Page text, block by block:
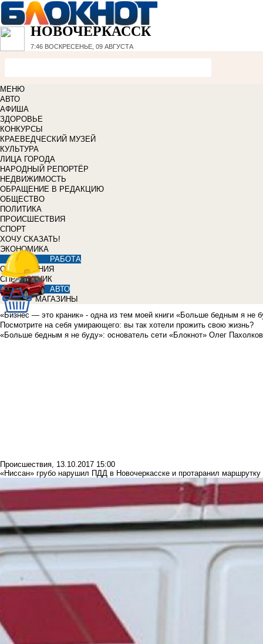
НОВОЧЕРКАССК
7:46 ВОСКРЕСЕНЬЕ, 09 АВГУСТА
МЕНЮ
АВТО
АФИША
ЗДОРОВЬЕ
КОНКУРСЫ
КРАЕВЕДЧЕСКИЙ МУЗЕЙ
КУЛЬТУРА
ЛИЦА ГОРОДА
НАРОДНЫЙ РЕПОРТЁР
НЕДВИЖИМОСТЬ
ОБРАЩЕНИЕ В РЕДАКЦИЮ
ОБЩЕСТВО
ПОЛИТИКА
ПРОИСШЕСТВИЯ
СПОРТ
ХОЧУ СКАЗАТЬ!
ЭКОНОМИКА
РАБОТА
ОБЪЯВЛЕНИЯ
СПРАВОЧНИК
АВТО
МАГАЗИНЫ
«Бизнес — это краник» - одна из тем моей книги «Больше бедным я не
Посмотрите на себя умирающего: вы так хотели прожить свою жизнь?
«Больше бедным я не буду»: основатель сети «Блокнот» Олег Пахолков
Происшествия, 13.10.2017 15:00
«Ниссан» грубо нарушил ПДД в Новочеркасске и протаранил маршрутку